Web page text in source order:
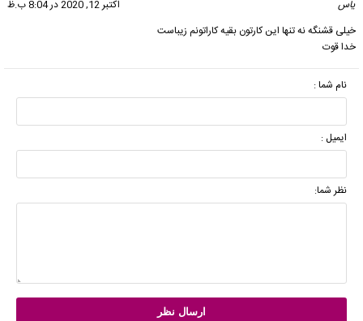
یاس
اکتبر 12, 2020 در 8:04 ب.ظ
خیلی قشنگه نه تنها این کارتون بقیه کاراتونم زیباست
خدا قوت
نام شما :
ایمیل :
نظر شما: